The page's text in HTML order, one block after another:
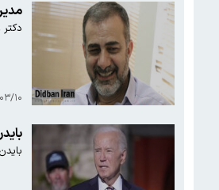
بایدن
بایدن